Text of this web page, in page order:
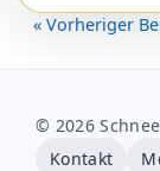
« Vorheriger
© 2026
Kontakt